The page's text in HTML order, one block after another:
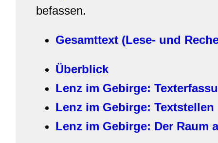
befassen.
Gesamttext (Lese- und
Überblick
Lenz im Gebirge:
Lenz im Gebirge:
Lenz im Gebirge: Der Raum